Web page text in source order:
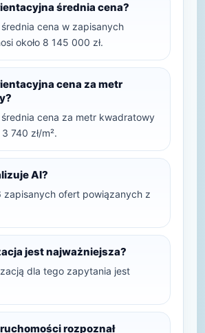
średnia cena?
cena w zapisanych
około 8 145 000 zł.
cena za metr
cena za metr kwadratowy
740 zł/m².
AI?
zapisanych ofert powiązanych z
jest najważniejsza?
dla tego zapytania jest
rozpoznał